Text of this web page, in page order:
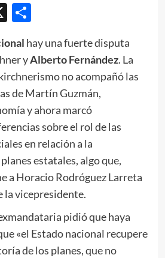
X Compartir
hay una fuerte disputa
yAlberto Fernández. La
no acompañó las
de Martín Guzmán,
y ahora marcó
sobre el rol de las
en relación a la
estatales, algo que,
a Horacio Rodróguez Larreta
la vicepresidente.
pidió que haya
«el Estado nacional recupere
de los planes, que no